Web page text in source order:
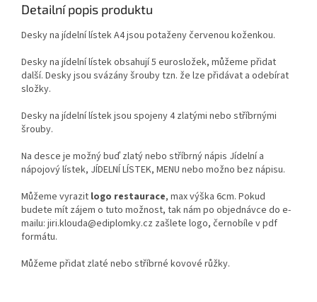
Detailní popis produktu
Desky na jídelní lístek A4 jsou potaženy červenou koženkou.
Desky na jídelní lístek obsahují 5 eurosložek, můžeme přidat
další. Desky jsou svázány šrouby tzn. že lze přidávat a odebírat
složky.
Desky na jídelní lístek jsou spojeny 4 zlatými nebo stříbrnými
šrouby.
Na desce je možný buď zlatý nebo stříbrný nápis Jídelní a
nápojový lístek, JÍDELNÍ LÍSTEK, MENU nebo možno bez nápisu.
Můžeme vyrazit logo restaurace, max výška 6cm. Pokud
budete mít zájem o tuto možnost, tak nám po objednávce do e-
mailu: jiri.klouda@ediplomky.cz zašlete logo, černobíle v pdf
formátu.
Můžeme přidat zlaté nebo stříbrné kovové růžky.